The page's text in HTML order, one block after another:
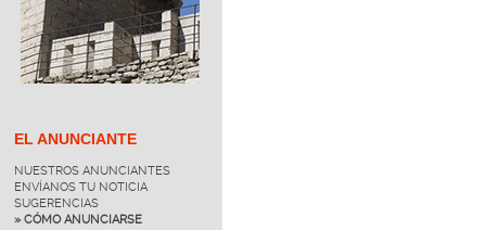
EL ANUNCIANTE
NUESTROS ANUNCIANTES
ENVÍANOS TU NOTICIA
SUGERENCIAS
» CÓMO ANUNCIARSE